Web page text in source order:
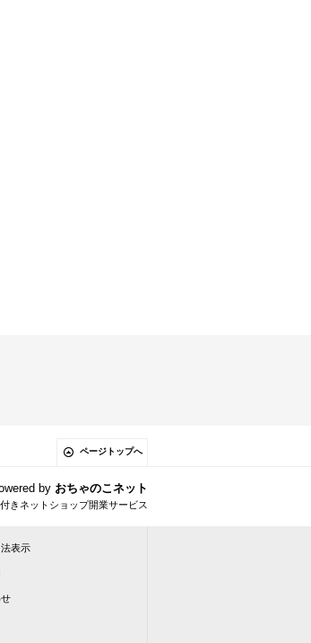
ページトップへ
by おちゃのこネット
きネットショップ開業サービス
表示